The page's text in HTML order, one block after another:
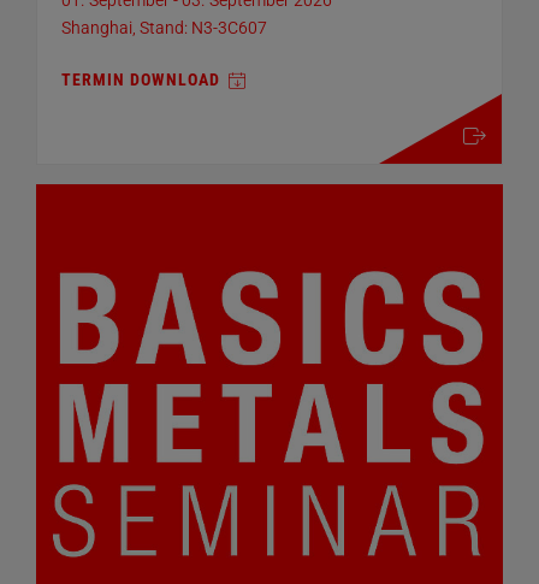
Shanghai, Stand: N3-3C607
TERMIN DOWNLOAD
mehr details